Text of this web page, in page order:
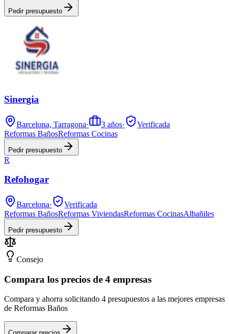
Pedir presupuesto
Sinergia
Barcelona, Tarragona· 3 años·
Verificada
Reformas BañosReformas Cocinas
Pedir presupuesto
R
Refohogar
Barcelona·
Verificada
Reformas BañosReformas ViviendasReformas CocinasAlbañiles
Pedir presupuesto
Consejo
Compara los precios de 4 empresas
Compara y ahorra solicitando 4 presupuestos a las mejores empresas
de Reformas Baños